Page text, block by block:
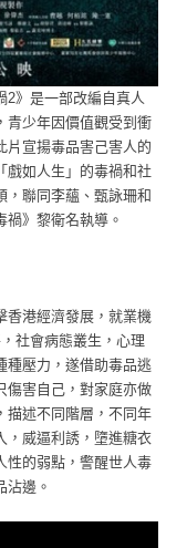
2》是一部改編自真人
青少年因價值觀受到衝
片宣揚毒品害己害人的
戲如人生」的毒禍和社
，聯同李蘊、甄詠珊和
》黎衛名執導。
香港經濟發展，就業機
社會病態叢生，心理
種壓力，遂借助毒品逃
傷害自己，對家庭亦做
描述不同階層，不同年
，威逼利誘，墮進糖衣
性的弱點，警醒世人毒
沾邊。